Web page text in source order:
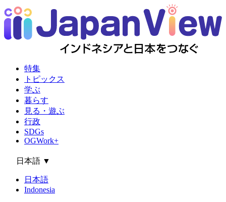
特集
トピックス
学ぶ
暮らす
見る・遊ぶ
行政
SDGs
OGWork+
日本語 ▼
日本語
Indonesia